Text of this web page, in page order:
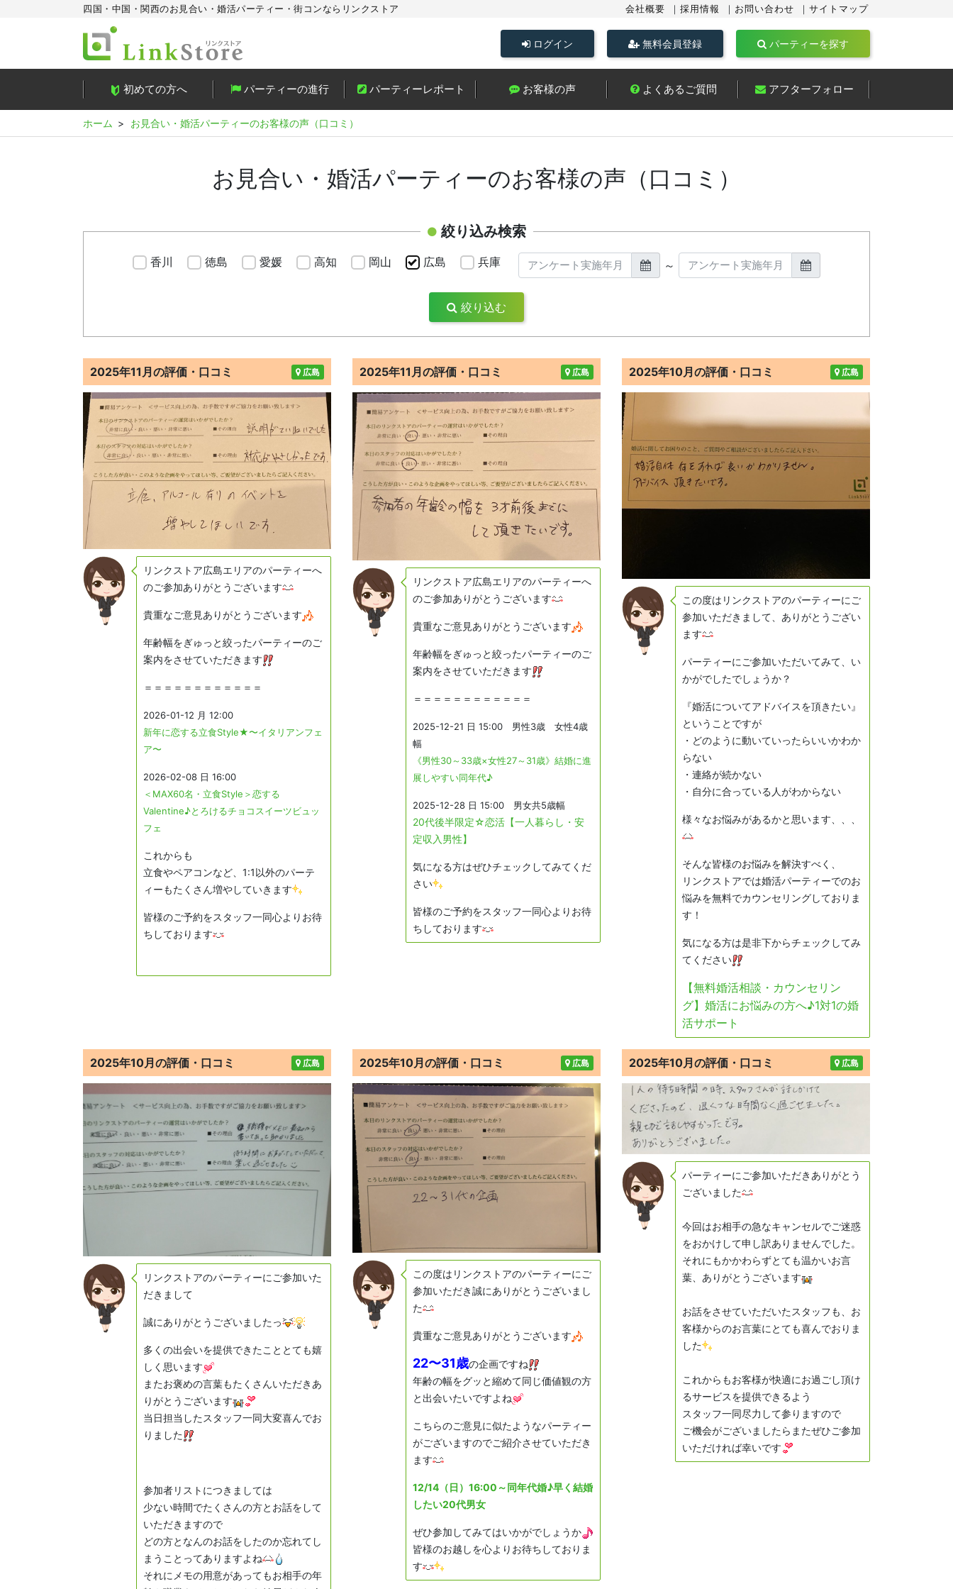
四国・中国・関西のお見合い・婚活パーティー・街コンならリンクストア 会社概要 採用情報 お問い合わせ サイトマップ
ログイン 無料会員登録 パーティーを探す
初めての方へ パーティーの進行 パーティーレポート お客様の声 よくあるご質問 アフターフォロー
ホーム お見合い・婚活パーティーのお客様の声（口コミ）
お見合い・婚活パーティーのお客様の声（口コミ）
絞り込み検索
香川 徳島 愛媛 高知 岡山 広島 兵庫 ～
絞り込む
広島
2025年11月の評価・口コミ
リンクストア広島エリアのパーティーへ
のご参加ありがとうございます
貴重なご意見ありがとうございます
年齢幅をぎゅっと絞ったパーティーのご
案内をさせていただきます
＝＝＝＝＝＝＝＝＝＝＝＝
2026-01-12 月 12:00
新年に恋する立食Style★〜イタリアンフェ
ア〜
2026-02-08 日 16:00
＜MAX60名・立食Style＞恋する
Valentine♪とろけるチョコスイーツビュッ
フェ ​
これからも
立食やペアコンなど、1:1以外のパーテ
ィーもたくさん増やしていきます
皆様のご予約をスタッフ一同心よりお待
ちしております
広島
2025年11月の評価・口コミ
リンクストア広島エリアのパーティーへ
のご参加ありがとうございます
貴重なご意見ありがとうございます
年齢幅をぎゅっと絞ったパーティーのご
案内をさせていただきます
＝＝＝＝＝＝＝＝＝＝＝＝
2025-12-21 日 15:00 男性3歳 女性4歳
幅
《男性30～33歳×女性27～31歳》結婚に進
展しやすい同年代♪
2025-12-28 日 15:00 男女共5歳幅
20代後半限定☆恋活【一人暮らし・安
定収入男性】
気になる方はぜひチェックしてみてくだ
さい
皆様のご予約をスタッフ一同心よりお待
ちしております
広島
2025年10月の評価・口コミ
この度はリンクストアのパーティーにご
参加いただきまして、ありがとうござい
ます
パーティーにご参加いただいてみて、い
かがでしたでしょうか？
『婚活についてアドバイスを頂きたい』
ということですが
・どのように動いていったらいいかわか
らない
・連絡が続かない
・自分に合っている人がわからない
様々なお悩みがあるかと思います、、、
そんな皆様のお悩みを解決すべく、
リンクストアでは婚活パーティーでのお
悩みを無料でカウンセリングしておりま
す！
気になる方は是非下からチェックしてみ
てください
【無料婚活相談・カウンセリン
グ】婚活にお悩みの方へ♪1対1の婚
活サポート
広島
2025年10月の評価・口コミ
リンクストアのパーティーにご参加いた
だきまして
誠にありがとうございましたっ
多くの出会いを提供できたこととても嬉
しく思います
またお褒めの言葉もたくさんいただきあ
りがとうございます
当日担当したスタッフ一同大変喜んでお
りました
参加者リストにつきましては
少ない時間でたくさんの方とお話をして
いただきますので
どの方となんのお話をしたのか忘れてし
まうことってありますよね
それにメモの用意があってもお相手の年
広島
2025年10月の評価・口コミ
この度はリンクストアのパーティーにご
参加いただき誠にありがとうございまし
た
貴重なご意見ありがとうございます
22〜31歳の企画ですね
年齢の幅をグッと縮めて同じ価値観の方
と出会いたいですよね
こちらのご意見に似たようなパーティー
がございますのでご紹介させていただき
ます
12/14（日）16:00～同年代婚♪早く結婚
したい20代男女
ぜひ参加してみてはいかがでしょうか
皆様のお越しを心よりお待ちしておりま
す
広島
2025年10月の評価・口コミ
パーティーにご参加いただきありがとう
ございました
今回はお相手の急なキャンセルでご迷惑
をおかけして申し訳ありませんでした。
それにもかかわらずとても温かいお言
葉、ありがとうございます
お話をさせていただいたスタッフも、お
客様からのお言葉にとても喜んでおりま
した
これからもお客様が快適にお過ごし頂け
るサービスを提供できるよう
スタッフ一同尽力して参りますので
ご機会がございましたらまたぜひご参加
いただければ幸いです